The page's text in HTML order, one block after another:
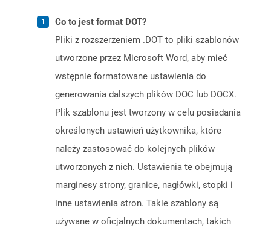
Co to jest format DOT?
Pliki z rozszerzeniem .DOT to pliki szablonów
utworzone przez Microsoft Word, aby mieć
wstępnie formatowane ustawienia do
generowania dalszych plików DOC lub DOCX.
Plik szablonu jest tworzony w celu posiadania
określonych ustawień użytkownika, które
należy zastosować do kolejnych plików
utworzonych z nich. Ustawienia te obejmują
marginesy strony, granice, nagłówki, stopki i
inne ustawienia stron. Takie szablony są
używane w oficjalnych dokumentach, takich